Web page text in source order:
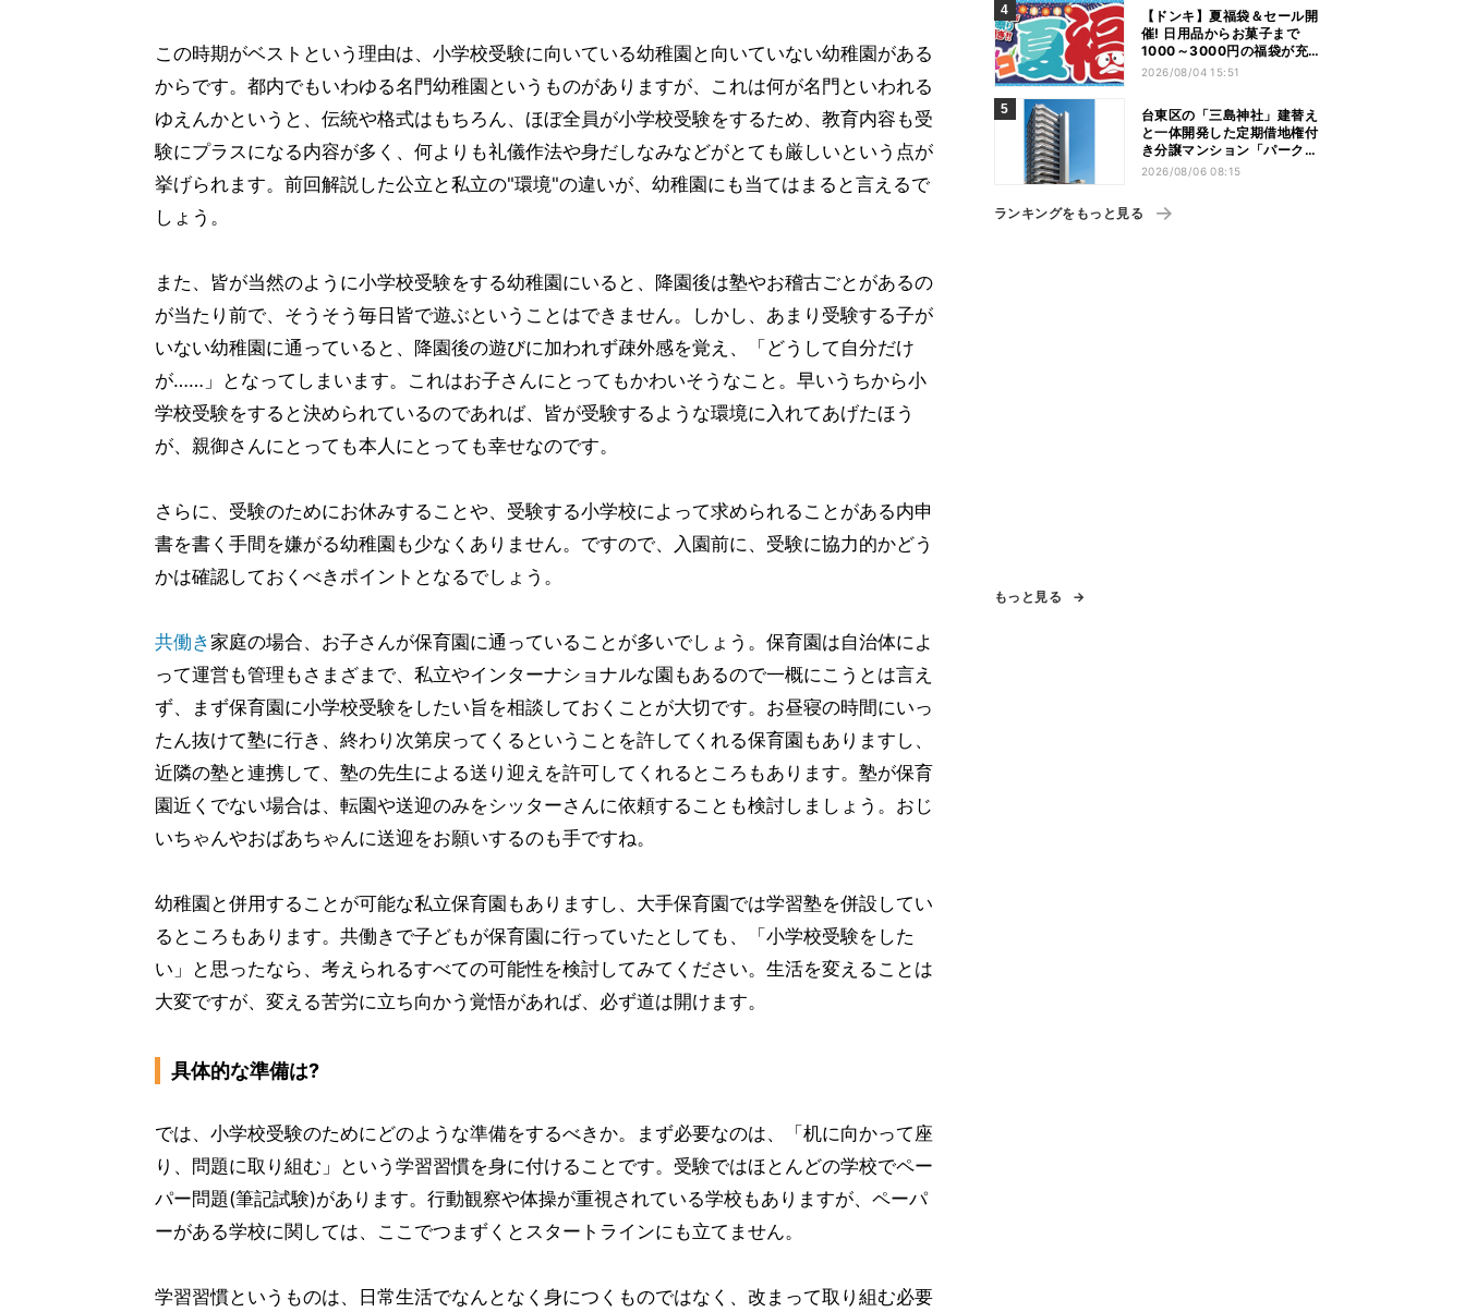
この時期がベストという理由は、小学校受験に向いている幼稚園と向いていない幼稚園がある
からです。都内でもいわゆる名門幼稚園というものがありますが、これは何が名門といわれる
ゆえんかというと、伝統や格式はもちろん、ほぼ全員が小学校受験をするため、教育内容も受
験にプラスになる内容が多く、何よりも礼儀作法や身だしなみなどがとても厳しいという点が
挙げられます。前回解説した公立と私立の"環境"の違いが、幼稚園にも当てはまると言えるで
しょう。
また、皆が当然のように小学校受験をする幼稚園にいると、降園後は塾やお稽古ごとがあるの
が当たり前で、そうそう毎日皆で遊ぶということはできません。しかし、あまり受験する子が
いない幼稚園に通っていると、降園後の遊びに加われず疎外感を覚え、「どうして自分だけ
が……」となってしまいます。これはお子さんにとってもかわいそうなこと。早いうちから小
学校受験をすると決められているのであれば、皆が受験するような環境に入れてあげたほう
が、親御さんにとっても本人にとっても幸せなのです。
さらに、受験のためにお休みすることや、受験する小学校によって求められることがある内申
書を書く手間を嫌がる幼稚園も少なくありません。ですので、入園前に、受験に協力的かどう
かは確認しておくべきポイントとなるでしょう。
共働き 家庭の場合、お子さんが保育園に通っていることが多いでしょう。保育園は自治体によ
って運営も管理もさまざまで、私立やインターナショナルな園もあるので一概にこうとは言え
ず、まず保育園に小学校受験をしたい旨を相談しておくことが大切です。お昼寝の時間にいっ
たん抜けて塾に行き、終わり次第戻ってくるということを許してくれる保育園もありますし、
近隣の塾と連携して、塾の先生による送り迎えを許可してくれるところもあります。塾が保育
園近くでない場合は、転園や送迎のみをシッターさんに依頼することも検討しましょう。おじ
いちゃんやおばあちゃんに送迎をお願いするのも手ですね。
幼稚園と併用することが可能な私立保育園もありますし、大手保育園では学習塾を併設してい
るところもあります。共働きで子どもが保育園に行っていたとしても、「小学校受験をした
い」と思ったなら、考えられるすべての可能性を検討してみてください。生活を変えることは
大変ですが、変える苦労に立ち向かう覚悟があれば、必ず道は開けます。
具体的な準備は?
では、小学校受験のためにどのような準備をするべきか。まず必要なのは、「机に向かって座
り、問題に取り組む」という学習習慣を身に付けることです。受験ではほとんどの学校でペー
パー問題(筆記試験)があります。行動観察や体操が重視されている学校もありますが、ペーパ
ーがある学校に関しては、ここでつまずくとスタートラインにも立てません。
学習習慣というものは、日常生活でなんとなく身につくものではなく、改まって取り組む必要
【ドンキ】夏福袋＆セール開
催! 日用品からお菓子まで
1000～3000円の福袋が充
実、家電やアパレルなど人気
2026/08/04 15:51
台東区の「三島神社」建替え
と一体開発した定期借地権付
き分譲マンション「パークホ
ームズ入谷」竣工
2026/08/06 08:15
ランキングをもっと見る
もっと見る